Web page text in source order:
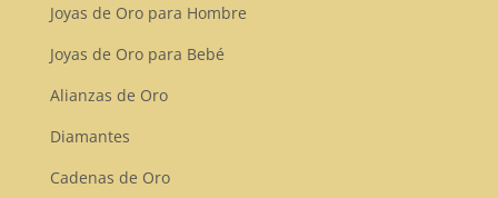
Joyas de Oro para Hombre
Joyas de Oro para Bebé
Alianzas de Oro
Diamantes
Cadenas de Oro